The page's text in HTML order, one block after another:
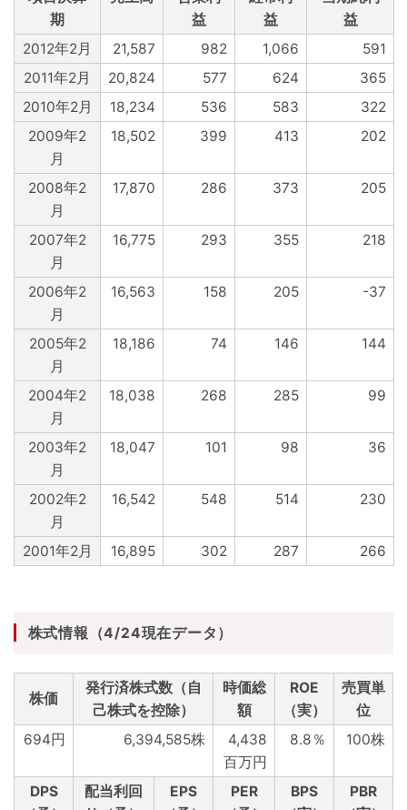
期
益
益
益
2012年2月
21,587 982 1,066
591
2011年2月
20,824 577 624
365
2010年2月
18,234 536 583
322
2009年2
月
18,502 399 413 202
2008年2
月
17,870 286 373 205
2007年2
月
16,775 293 355 218
2006年2
月
16,563 158 205 -37
2005年2
月
18,186 74 146 144
2004年2
月
18,038 268 285 99
2003年2
月
18,047 101 98 36
2002年2
月
16,542 548 514 230
2001年2月 16,895 302 287 266
株式情報（4/24現在データ）
株価
発行済株式数（自
己株式を控除）
時価総
額
ROE
（実）
売買単
位
694円
6,394,585株
4,438
百万円
8.8％ 100株
DPS
配当利回
EPS
PER
BPS
PBR